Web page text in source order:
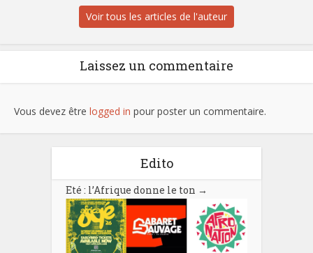
Voir tous les articles de l'auteur
Laissez un commentaire
Vous devez être logged in pour poster un commentaire.
Edito
Eté : l’Afrique donne le ton →